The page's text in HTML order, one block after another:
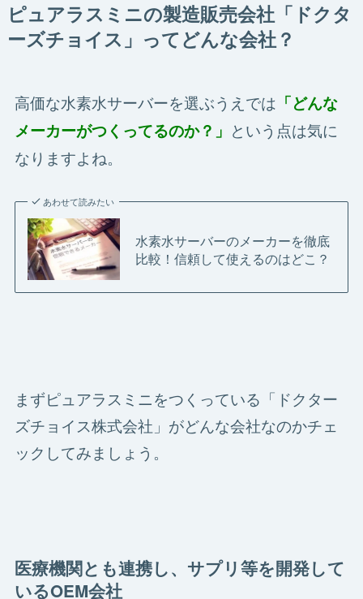
ピュアラスミニの製造販売会社「ドクタ
ーズチョイス」ってどんな会社？
高価な水素水サーバーを選ぶうえでは 「どんな
メーカーがつくってるのか？」 という点は気に
なりますよね。
あわせて読みたい
水素水サーバーのメーカーを徹底
比較！信頼して使えるのはどこ？
まずピュアラスミニをつくっている「ドクター
ズチョイス株式会社」がどんな会社なのかチェ
ックしてみましょう。
医療機関とも連携し、サプリ等を開発して
いるOEM会社